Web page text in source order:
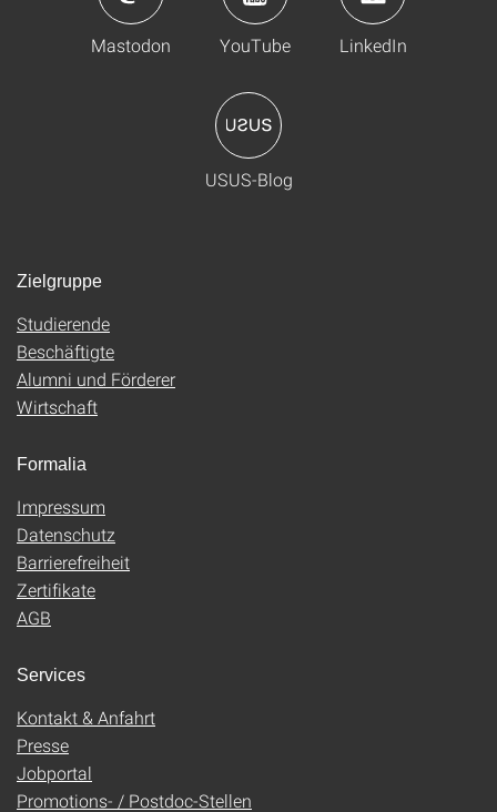
Mastodon YouTube LinkedIn
USUS-Blog
Zielgruppe
Studierende
Beschäftigte
Alumni und Förderer
Wirtschaft
Formalia
Impressum
Datenschutz
Barrierefreiheit
Zertifikate
AGB
Services
Kontakt & Anfahrt
Presse
Jobportal
Promotions- / Postdoc-Stellen